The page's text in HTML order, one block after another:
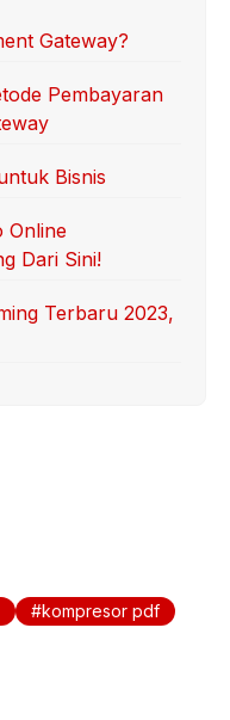
Gateway?
Pembayaran
Bisnis
Online
Dari Sini!
Terbaru 2023,
kompresor pdf